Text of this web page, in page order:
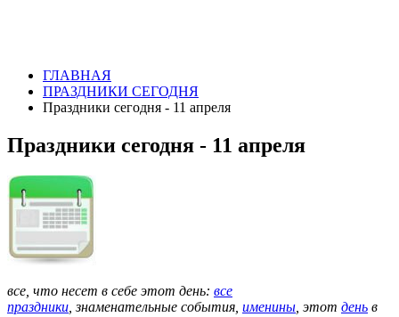
ГЛАВНАЯ
ПРАЗДНИКИ СЕГОДНЯ
Праздники сегодня - 11 апреля
Праздники сегодня - 11 апреля
все, что несет в себе этот день: все
праздники ,знаменательные события, именины , этот день в